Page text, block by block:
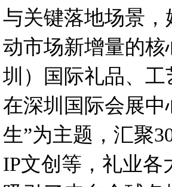
与关键落地场景
动市场新增量的核
圳）国际礼品、
在深圳国际会展中
生”为主题，汇聚
IP文创等，礼业各